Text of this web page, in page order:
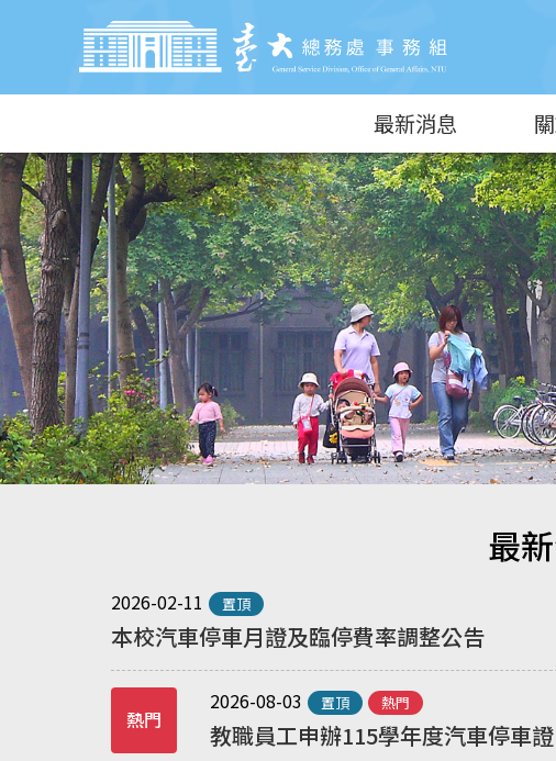
跳到主要內容區塊
最新消息
最
2026-02-11 置頂
本校汽車停車月證及臨停費率調整公告
熱門
2026-08-03 置頂 熱門
教職員工申辦115學年度汽車停車